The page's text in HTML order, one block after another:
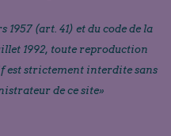
1957 (art. 41) et du code de la
1992, toute reproduction
est strictement interdite sans
de ce site»